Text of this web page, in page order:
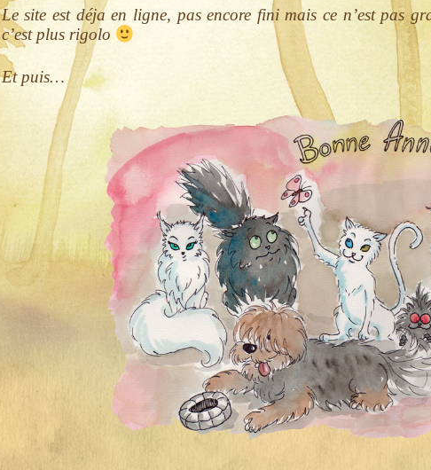
Le site est déja en ligne, pas encore fini mais ce n’est pas
c’est plus rigolo
Et puis…